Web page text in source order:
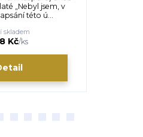
„Nebyl jsem, v
této ú...
Kč/ks
skladem